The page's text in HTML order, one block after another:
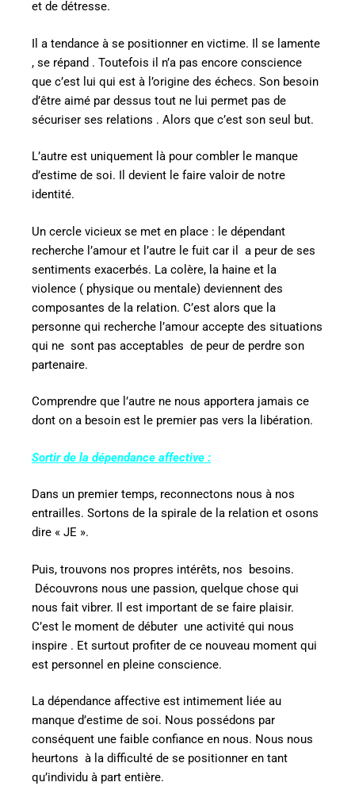
et de détresse.
Il a tendance à se positionner en victime. Il se lamente
, se répand . Toutefois il n’a pas encore conscience
que c’est lui qui est à l’origine des échecs. Son besoin
d’être aimé par dessus tout ne lui permet pas de
sécuriser ses relations . Alors que c’est son seul but.
L’autre est uniquement là pour combler le manque
d’estime de soi. Il devient le faire valoir de notre
identité.
Un cercle vicieux se met en place : le dépendant
recherche l’amour et l’autre le fuit car il
a peur de ses
sentiments exacerbés. La colère, la haine et la
violence ( physique ou mentale) deviennent des
composantes de la relation. C’est alors que la
personne qui recherche l’amour accepte des situations
qui ne sont pas acceptables de peur de perdre son
partenaire.
Comprendre que l’autre ne nous apportera jamais ce
dont on a besoin est le premier pas vers la libération.
Sortir de la dépendance affective :
Dans un premier temps, reconnectons nous à nos
entrailles. Sortons de la spirale de la relation et osons
dire « JE ».
Puis, trouvons nos propres intérêts, nos besoins.
Découvrons nous une passion, quelque chose qui
nous fait vibrer. Il est important de se faire plaisir.
C’est le moment de débuter une activité qui nous
inspire . Et surtout profiter de ce nouveau moment qui
est personnel en pleine conscience.
La dépendance affective est intimement liée au
manque d’estime de soi. Nous possédons par
conséquent une faible confiance en nous. Nous nous
heurtons à la difficulté de se positionner en tant
qu’individu à part entière.